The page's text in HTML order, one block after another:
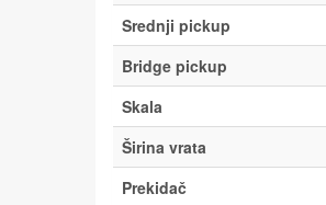
Srednji pickup
Bridge pickup
Skala
Širina vrata
Prekidač